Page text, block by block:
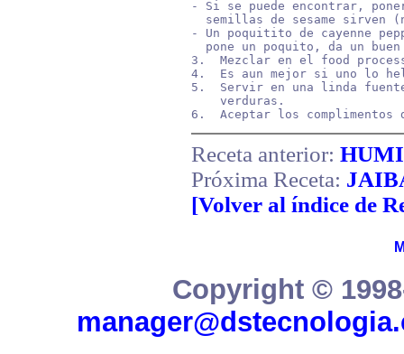
- Si se puede encontrar,
semillas de sesame sirven
- Un poquitito de cayenne
pone un poquito, da un
3.  Mezclar en el food
4.  Es aun mejor si uno lo
5.  Servir en una linda
    verduras.
6.  Aceptar los
Receta anterior:
Próxima Receta:
[Volver al índice de
Copyright ©